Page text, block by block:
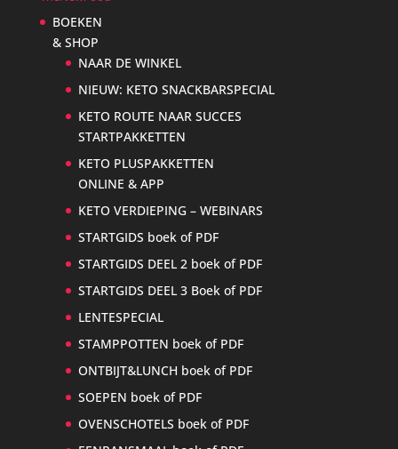
BOEKEN
& SHOP
NAAR DE WINKEL
NIEUW: KETO SNACKBARSPECIAL
KETO ROUTE NAAR SUCCES
STARTPAKKETTEN
KETO PLUSPAKKETTEN
ONLINE & APP
KETO VERDIEPING – WEBINARS
STARTGIDS boek of PDF
STARTGIDS DEEL 2 boek of PDF
STARTGIDS DEEL 3 Boek of PDF
LENTESPECIAL
STAMPPOTTEN boek of PDF
ONTBIJT&LUNCH boek of PDF
SOEPEN boek of PDF
OVENSCHOTELS boek of PDF